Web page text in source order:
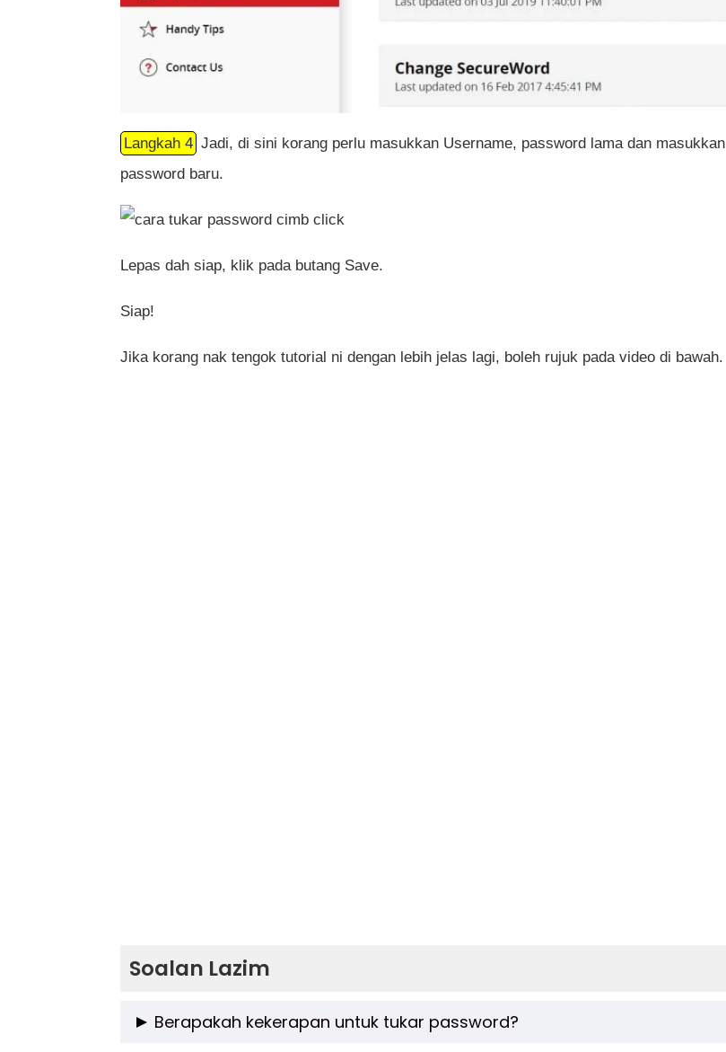
Langkah 4 Jadi, di sini korang perlu masukkan Username, password lama dan masukkan
password baru.
Lepas dah siap, klik pada butang Save.
Siap!
Jika korang nak tengok tutorial ni dengan lebih jelas lagi, boleh rujuk pada video di bawah.
Soalan Lazim
Berapakah kekerapan untuk tukar password?